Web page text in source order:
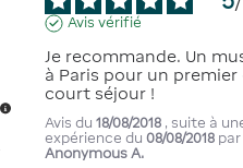
Avis vérifié
Je recommande. Un
à Paris pour un premier
court séjour !
Avis du18/08/2018 , suite à
expérience du08/08/2018 par
Anonymous A.